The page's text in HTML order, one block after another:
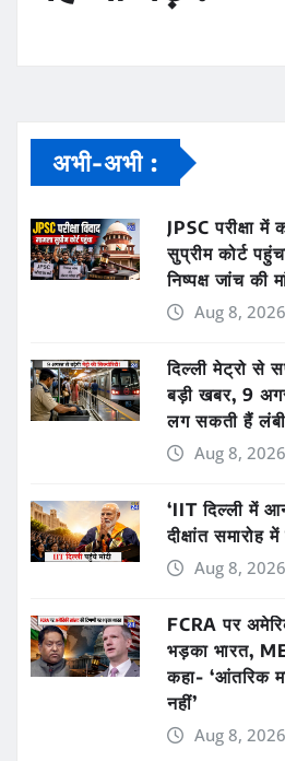
अभी-अभी :
JPSC परीक्षा
सुप्रीम कोर्ट
निष्पक्ष जांच की
Aug 8, 2026
दिल्ली मेट्रो से
बड़ी खबर, 9
लग सकती हैं
Aug 8, 2026
‘IIT दिल्ली में
दीक्षांत समारोह
Aug 8, 2026
FCRA पर
भड़का भारत,
कहा- ‘आंतरिक
नहीं’
Aug 8, 2026